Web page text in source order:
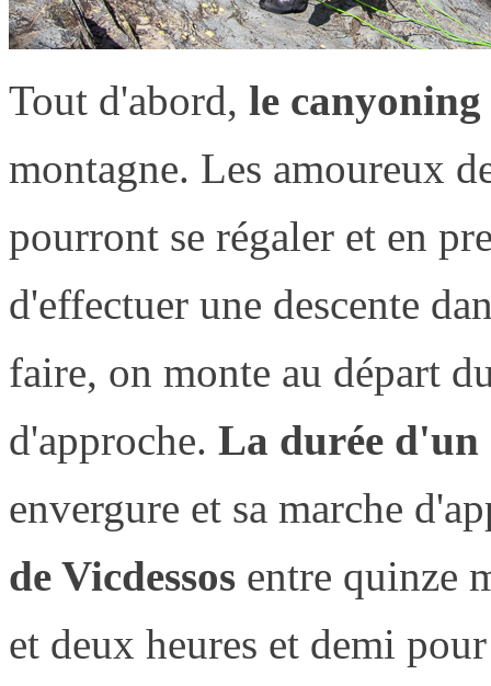
Tout d'abord, le canyoning
montagne. Les amoureux
pourront se régaler et en
d'effectuer une descente
faire, on monte au départ
d'approche. La durée d'un
envergure et sa marche
de Vicdessos entre quinze
et deux heures et demi